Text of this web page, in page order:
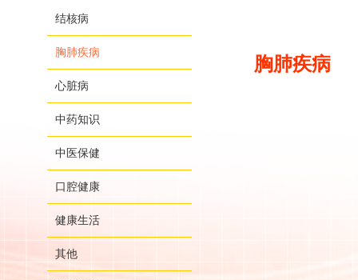
结核病
胸肺疾病
心脏病
中药知识
中医保健
口腔健康
健康生活
其他
胸肺疾病